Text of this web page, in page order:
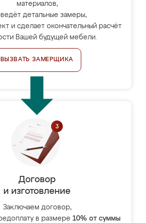
материалов,
детальные замеры,
и сделает окончательный расчёт
Вашей будущей мебели.
ВЫЗВАТЬ ЗАМЕРЩИКА
Договор
и изготовление
Заключаем договор,
в размере 10% от суммы